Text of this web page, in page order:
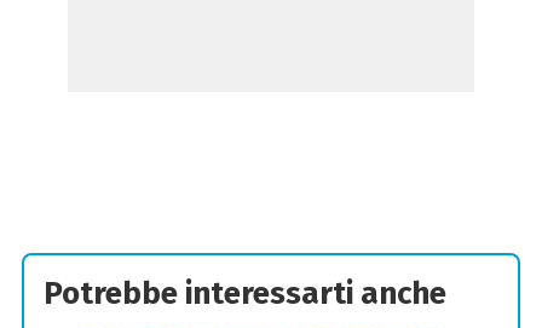
Potrebbe interessarti anche